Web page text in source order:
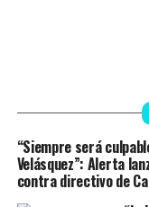
“Siempre será
Velásquez”: Alerta
contra directivo de